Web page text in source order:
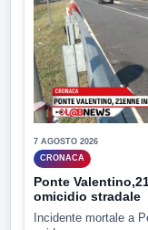
7 AGOSTO 2026
CRONACA
Ponte
omicidio stradale
Incidente mortale a